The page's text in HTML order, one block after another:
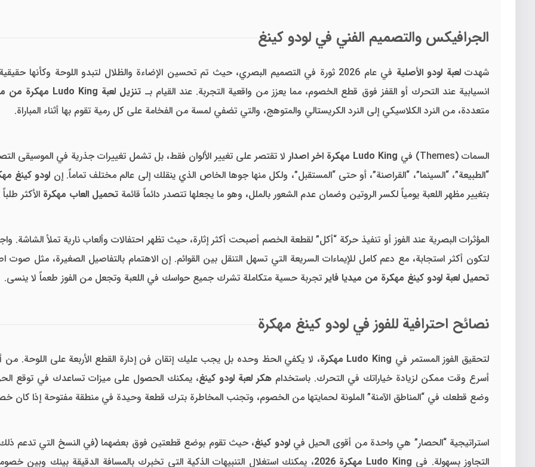
الجرافيكس والتصميم الفني في لودو كينغ
شهدتلعبة لودو الأصلية
انسيابية عند التحرك أو القفز فوق قطع الخصوم، مما يعزز من واقعية التجربة. عند القيام بـ تنزيل لعبة Ludo King مهكرة من ميديا فاير
متعددة، من النرد الكلاسيكي إلى النرد الكريستالي والمتوهج، والتي تضفي لمسة من الفخامة على كل رمية تقوم بها أثناء المباراة.
السمات (Themes) في Ludo King مهكرة اخر اصدار
لا تقتصر على تغيير الألوان فقط، بل تشمل تغييرات جذرية في الموسيقى
“الطبيعة”، “السينما”، “القراصنة”، أو حتى “المستقبل”، ولكل منها جوها الخاص الذي ينقلك إلى عالم مختلف تماماً. إن لودو كينغ
بتغيير مظهر اللعبة يومياً لكسر الروتين وضمان عدم الشعور بالملل، وهو ما يجعلها تتصدر دائماً قائمة تحميل العاب مهكرة الأكثر
المؤثرات البصرية عند الفوز أو تنفيذ حركة “أكل” لقطعة الخصم أصبحت أكثر إثارة، حيث تظهر احتفالات وألعاب نارية تملأ الشاشة.
لتكون أكثر استجابة، مع دعم كامل للإيماءات السريعة التي تسهل التنقل بين القوائم. إن الاهتمام بالتفاصيل الصغيرة، مثل صوت
تحميل لعبة لودو كينغ مهكرة من ميديا فاير تجربة حسية متكاملة تشرك جميع حواسك في اللعبة وتجعل من الفوز طعماً لا ينسى.
نصائح احترافية للفوز في لودو كينغ مهكرة
لتحقيق الفوز المستمر في Ludo King مهكرة
، لا يكفي الحظ وحده بل يجب عليك إتقان فن إدارة القطع الأربعة على اللوحة.
أسرع وقت ممكن لزيادة خياراتك في التحرك. باستخدام هكر لعبة لودو كينغ، يمكنك الحصول على ميزات تساعدك في توقع
وضع قطعك في “المناطق الآمنة” الملونة لحمايتها من الخصوم، وتجنب المخاطرة بترك قطعة وحيدة في منطقة مفتوحة إذا كان
استراتيجية “الحصار” هي واحدة من أقوى الحيل فيلودو كينغ، حيث تقوم بوضع قطعتين فوق بعضهما (في النسخ التي تدعم
التجاوز بسهولة. في Ludo King مهكرة 2026 ، يمكنك استغلال التنبيهات الذكية التي تخبرك بالمسافة الدقيقة بينك وبين